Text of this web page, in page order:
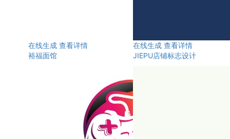
在线生成 查看详情
裕福面馆
在线生成 查看详情
JIEPU店铺标志设计